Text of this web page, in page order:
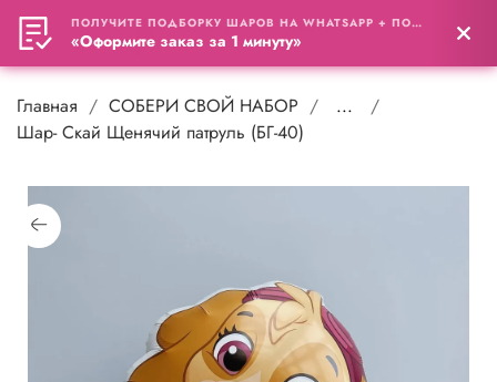
0
Главная СОБЕРИ СВОЙ НАБОР
...
Шар- Скай Щенячий патруль (БГ-40)
ПОЛУЧИТЕ ПОДБОРКУ ШАРОВ НА WHATSAPP + ПОДАРОК
«Оформите заказ за 1 минуту»